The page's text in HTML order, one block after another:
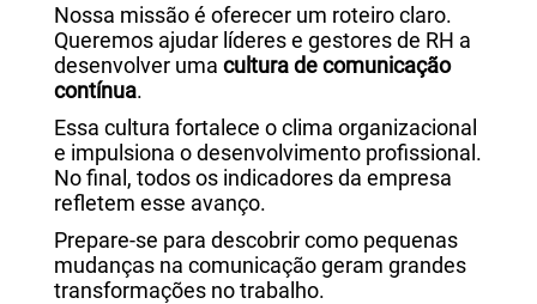
Nossa missão é oferecer um roteiro claro.
Queremos ajudar líderes e gestores de RH a
desenvolver uma cultura de comunicação
contínua.
Essa cultura fortalece o clima organizacional
e impulsiona o desenvolvimento profissional.
No final, todos os indicadores da empresa
refletem esse avanço.
Prepare-se para descobrir como pequenas
mudanças na comunicação geram grandes
transformações no trabalho.